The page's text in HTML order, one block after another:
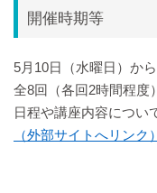
開催時期等
5月10日（水曜日）か
全8回（各回2時間程度）
日程や講座内容につい
（外部サイトへリンク）